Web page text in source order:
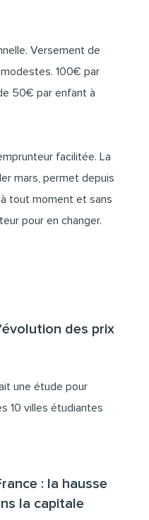
Versement de
modestes. 100€ par
50€ par enfant à
facilitée. La
mars, permet depuis
tout moment et sans
pour en changer.
des prix
une étude pour
10 villes étudiantes
: la hausse
la capitale